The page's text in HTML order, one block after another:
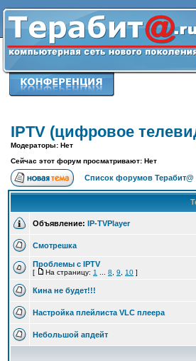
IPTV (цифровое
Модераторы: Нет
Сейчас этот форум просматривают: Нет
Список форумов Терабит@
Объявление: IP-TVPlayer
Смотрешка
Проблемы с IPTV
[ На страницу: 1 8 9 10 ]
Кина не будет!!!
Настройка плейлиста VLC плеера
Небольшой апдейт